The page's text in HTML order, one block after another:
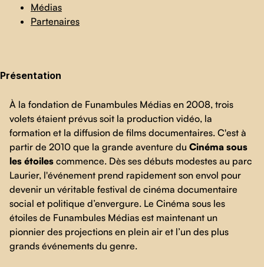
Médias
Partenaires
Présentation
À la fondation de Funambules Médias en 2008, trois
volets étaient prévus soit la production vidéo, la
formation et la diffusion de films documentaires. C'est à
partir de 2010 que la grande aventure du Cinéma sous
les étoiles commence. Dès ses débuts modestes au parc
Laurier, l'événement prend rapidement son envol pour
devenir un véritable festival de cinéma documentaire
social et politique d’envergure. Le Cinéma sous les
étoiles de Funambules Médias est maintenant un
pionnier des projections en plein air et l’un des plus
grands événements du genre.